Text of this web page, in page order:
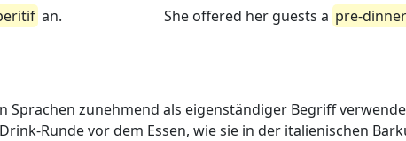
an. She offered her guests a pre-
Sprachen zunehmend als eigenständiger Begriff
Runde vor dem Essen, wie sie in der italienischen